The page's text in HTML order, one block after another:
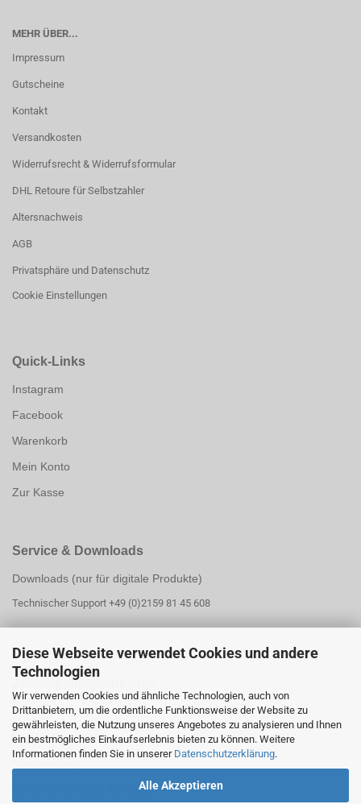
Diese Webseite verwendet Cookies und andere
Technologien
Wir verwenden Cookies und ähnliche Technologien, auch von
Drittanbietern, um die ordentliche Funktionsweise der Website zu
gewährleisten, die Nutzung unseres Angebotes zu analysieren und Ihnen
ein bestmögliches Einkaufserlebnis bieten zu können. Weitere
Informationen finden Sie in unserer Datenschutzerklärung.
Alle Akzeptieren
MEHR ÜBER...
Impressum
Gutscheine
Kontakt
Versandkosten
Widerrufsrecht & Widerrufsformular
DHL Retoure für Selbstzahler
Altersnachweis
AGB
Privatsphäre und Datenschutz
Cookie Einstellungen
Quick-Links
Instagram
Facebook
Warenkorb
Mein Konto
Zur Kasse
Service & Downloads
Downloads (nur für digitale Produkte)
Technischer Support +49 (0)2159 81 45 608
Zahlungsmöglichk
PayPal
PayPal Ratenzahlung
Kartenzahlung bei Abholung